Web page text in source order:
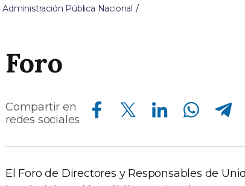
Pública Nacional
Foro
Compartir en
redes sociales
Compartir en Facebook Compartir en Twitter Compartir en Linkedin Compartir en Whatsapp Compartir en Telegram
El Foro de Directores y Responsables de